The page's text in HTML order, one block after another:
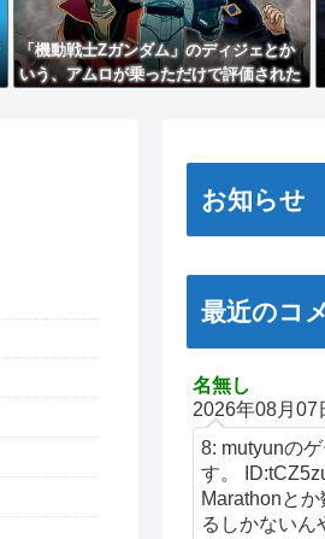
「機動戦士Ζガンダム」のディジェとか
いう、アムロが乗っただけで評価された
お知らせ
最近のコ
名無し
2026年08月07
8: mutyunの
す。
Marathonと
るしかないん